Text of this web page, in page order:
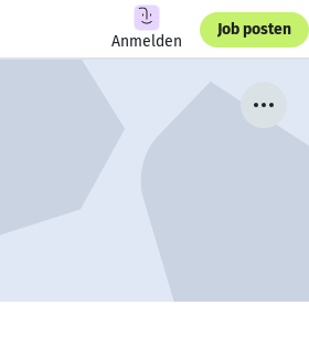
Anmelden
Job posten